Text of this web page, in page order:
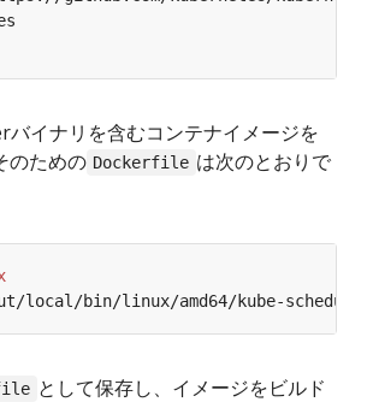
イナリを含むコンテナイメージを
のための Dockerfile は次のとおりで
local/bin/linux/amd64/kube-
として保存し、イメージをビルド